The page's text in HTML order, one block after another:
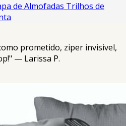
de Almofadas Trilhos de
prometido, ziper invisivel,
— Larissa P.